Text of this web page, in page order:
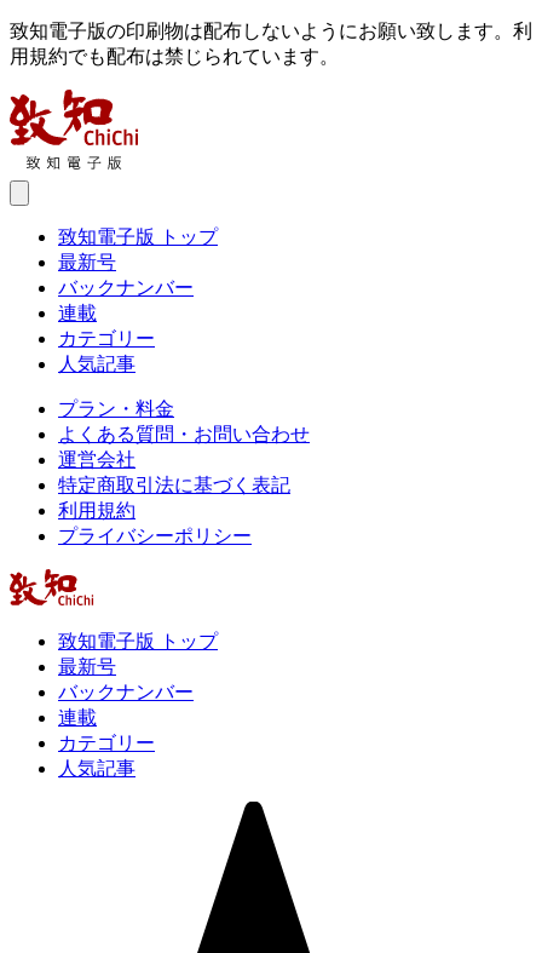
致知電子版の印刷物は配布しないようにお願い致します。利
用規約でも配布は禁じられています。
致知電子版 トップ
最新号
バックナンバー
連載
カテゴリー
人気記事
プラン・料金
よくある質問・お問い合わせ
運営会社
特定商取引法に基づく表記
利用規約
プライバシーポリシー
致知電子版 トップ
最新号
バックナンバー
連載
カテゴリー
人気記事